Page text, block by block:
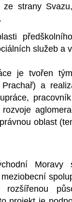
strany
služeb a
je tvořen
a
oblast
Moravy